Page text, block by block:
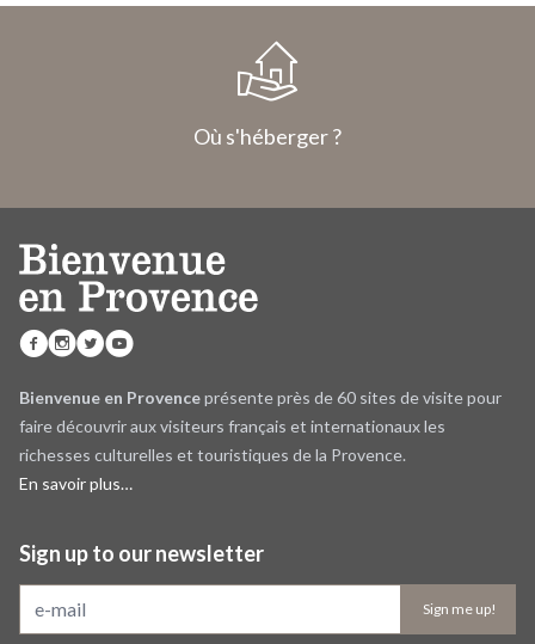
Où s'héberger ?
Bienvenue en Provenceprésente près de 60 sites de visite pour
faire découvrir aux visiteurs français et internationaux les
richesses culturelles et touristiques de la Provence.
En savoir plus…
Sign up to our newsletter